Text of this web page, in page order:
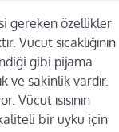
gereken özellikler
Vücut sıcaklığının
gibi pijama
ve sakinlik vardır.
Vücut ısısının
bir uyku için